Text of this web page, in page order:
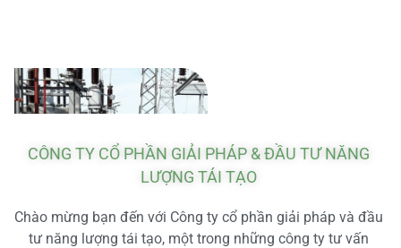
CÔNG TY CỔ PHẦN GIẢI PHÁP & ĐẦU TƯ NĂNG
LƯỢNG TÁI TẠO
Chào mừng bạn đến với Công ty cổ phần giải pháp và đầu
tư năng lượng tái tạo, một trong những công ty tư vấn